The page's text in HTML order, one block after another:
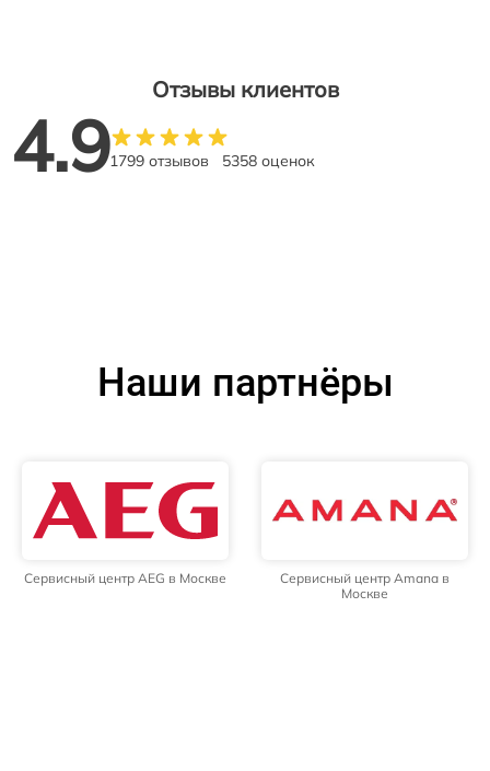
Отзывы клиентов
4.91799 отзывов 5358 оценок
Наши партнёры
Сервисный центр AEG в Москве
Сервисный центр Amana в
Москве